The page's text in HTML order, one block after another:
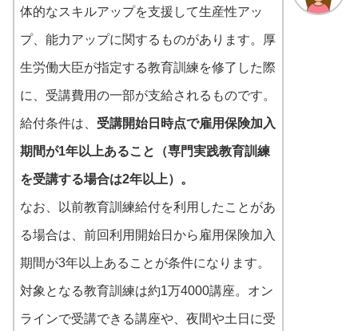
体的なスキルアップを支援して生産性アッ
プ、能力アップに関するものがあります。厚
生労働大臣が指定する教育訓練を修了した際
に、受講費用の一部が支給されるものです。
給付条件は、 受講開始日時点で雇用保険加入
期間が1年以上あること（専門実践教育訓練
を受講する場合は2年以上）。
なお、以前教育訓練給付を利用したことがあ
る場合は、前回利用開始日から雇用保険加入
期間が3年以上あることが条件になります。
対象となる教育訓練は約1万4000講座。オン
ラインで受講できる講座や、夜間や土日に受